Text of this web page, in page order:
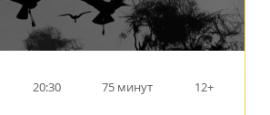
20:30 75 минут 12+